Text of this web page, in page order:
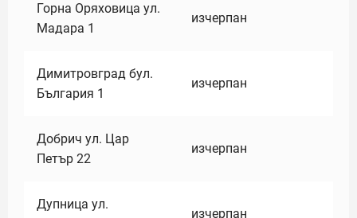
Горна Оряховица ул.
Мадара 1
изчерпан
Димитровград бул.
България 1
изчерпан
Добрич ул. Цар
Петър 22
изчерпан
Дупница ул.
изчерпан